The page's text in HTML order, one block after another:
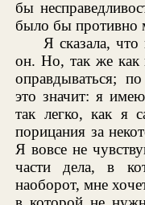
бы
было бы противно
Я сказала,
он. Но, так же как
оправдываться;
это значит: я
так легко, как я
порицания за
Я вовсе не
части дела, в
наоборот, мне